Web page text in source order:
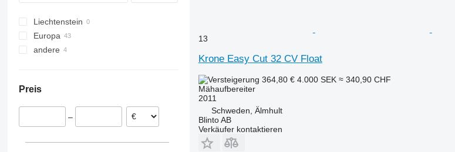
Liechtenstein
Europa
Deutschland
Schweden
Tschechien
andere
Preis
–
13
Krone Easy Cut 32 CV Float
364,80 € 4.000 SEK ≈ 340,90 CHF
Mähaufbereiter
2011
Schweden, Älmhult
Blinto AB
Verkäufer kontaktieren